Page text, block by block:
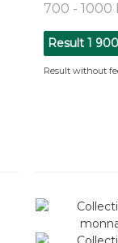
700 - 1000
Result 1
Result without